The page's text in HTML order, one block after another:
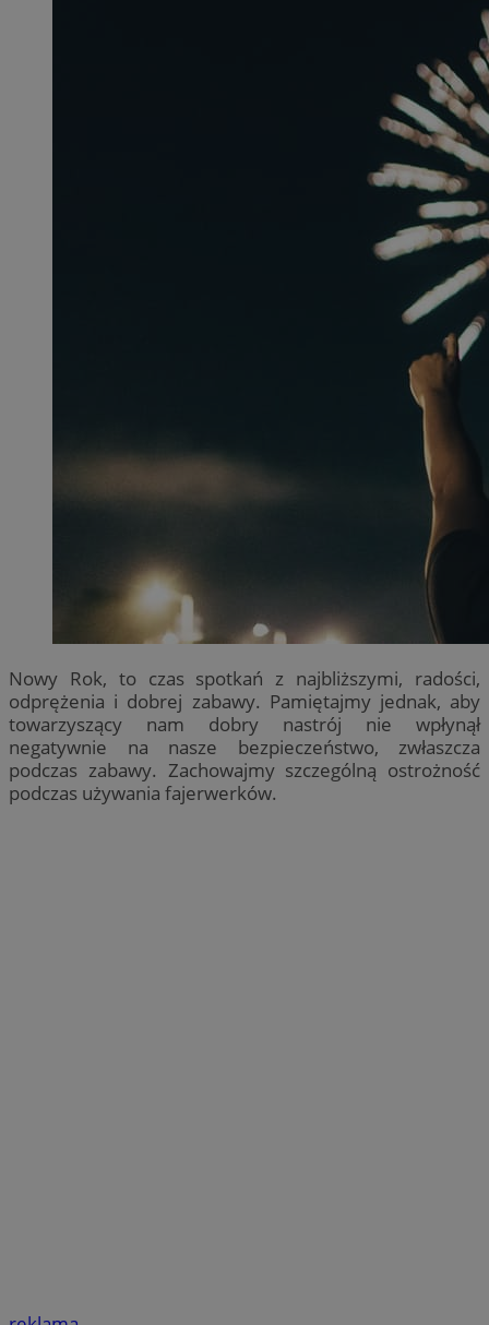
Nowy Rok, to czas spotkań z najbliższymi, radości,
odprężenia i dobrej zabawy. Pamiętajmy jednak, aby
towarzyszący nam dobry nastrój nie wpłynął
negatywnie na nasze bezpieczeństwo, zwłaszcza
podczas zabawy. Zachowajmy szczególną ostrożność
podczas używania fajerwerków.